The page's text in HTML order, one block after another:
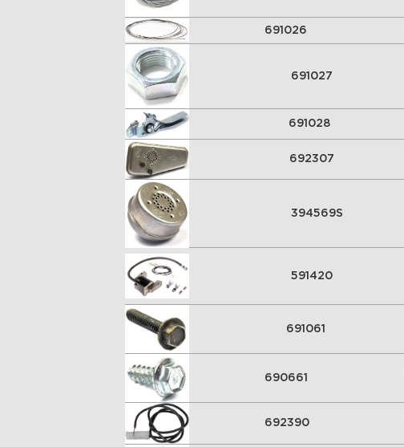
691026
691027
691028
692307
394569S
591420
691061
690661
692390